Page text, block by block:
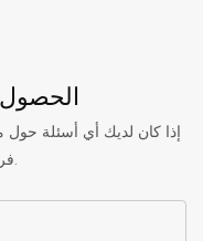
إذا كان لديك أي أسئلة حول